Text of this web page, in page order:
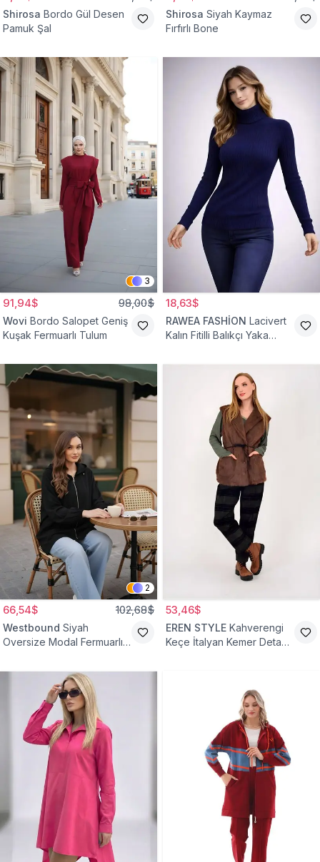
Shirosa Bordo Gül Desen
Pamuk Şal
Shirosa Siyah Kaymaz
Fırfırlı Bone
3
91,94$ 98,00$
Wovi Bordo Salopet Geniş
Kuşak Fermuarlı Tulum
18,63$
RAWEA FASHİON Lacivert
Kalın Fitilli Balıkçı Yaka
2
66,54$ 102,68$
Westbound Siyah
Oversize Modal Fermuarlı
53,46$
EREN STYLE Kahverengi
Keçe İtalyan Kemer Detaylı